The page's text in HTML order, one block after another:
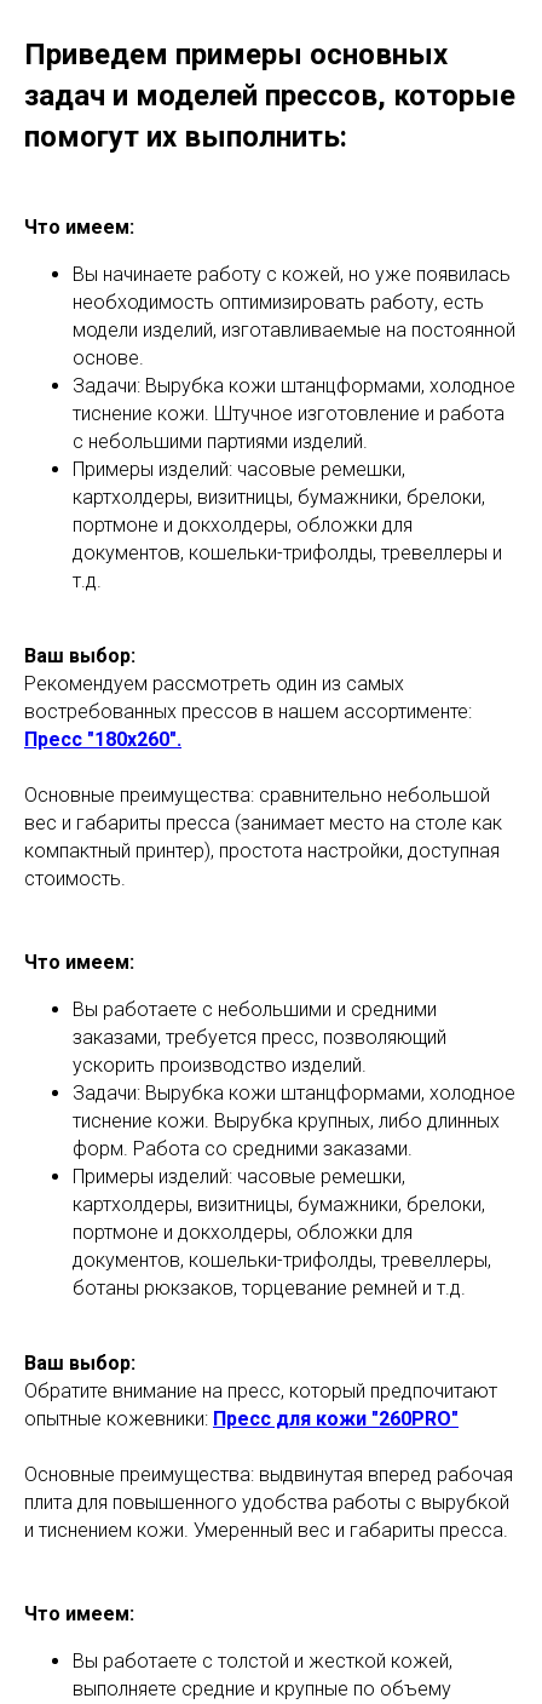
Приведем примеры основных
задач и моделей прессов, которые
помогут их выполнить:
Что имеем:
Вы начинаете работу с кожей, но уже появилась
необходимость оптимизировать работу, есть
модели изделий, изготавливаемые на постоянной
основе.
Задачи: Вырубка кожи штанцформами, холодное
тиснение кожи. Штучное изготовление и работа
с небольшими партиями изделий.
Примеры изделий: часовые ремешки,
картхолдеры, визитницы, бумажники, брелоки,
портмоне и докхолдеры, обложки для
документов, кошельки-трифолды, тревеллеры и
т.д.
Ваш выбор:
Рекомендуем рассмотреть один из самых
востребованных прессов в нашем ассортименте:
Пресс "180х260".
Основные преимущества: сравнительно небольшой
вес и габариты пресса (занимает место на столе как
компактный принтер), простота настройки, доступная
стоимость.
Что имеем:
Вы работаете с небольшими и средними
заказами, требуется пресс, позволяющий
ускорить производство изделий.
Задачи: Вырубка кожи штанцформами, холодное
тиснение кожи. Вырубка крупных, либо длинных
форм. Работа со средними заказами.
Примеры изделий: часовые ремешки,
картхолдеры, визитницы, бумажники, брелоки,
портмоне и докхолдеры, обложки для
документов, кошельки-трифолды, тревеллеры,
ботаны рюкзаков, торцевание ремней и т.д.
Ваш выбор:
Обратите внимание на пресс, который предпочитают
опытные кожевники: Пресс для кожи "260PRO"
Основные преимущества: выдвинутая вперед рабочая
плита для повышенного удобства работы с вырубкой
и тиснением кожи. Умеренный вес и габариты пресса.
Что имеем:
Вы работаете с толстой и жесткой кожей,
выполняете средние и крупные по объему